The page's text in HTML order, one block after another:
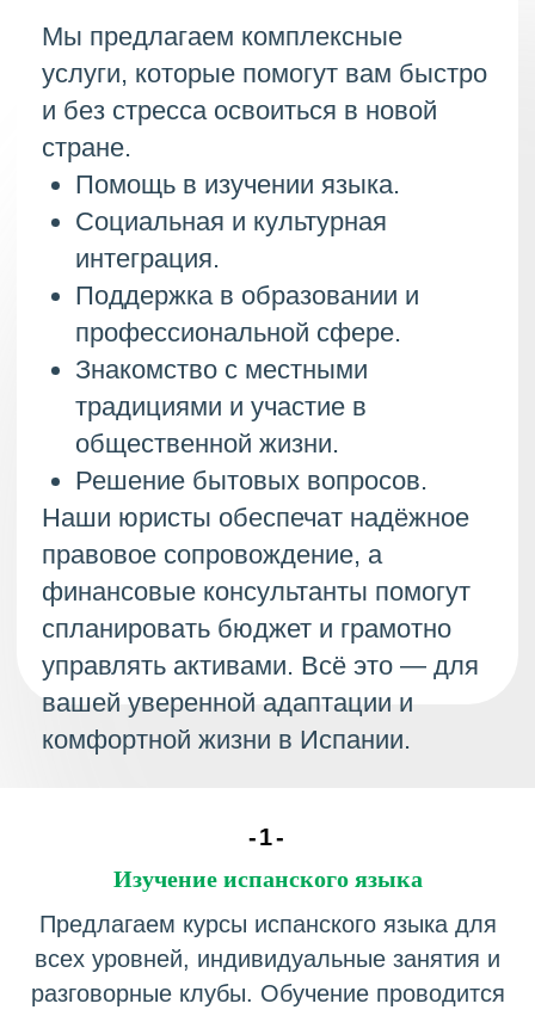
общественной жизни.
Решение бытовых вопросов.
Наши юристы обеспечат надёжное
правовое сопровождение, а
финансовые консультанты помогут
спланировать бюджет и грамотно
управлять активами. Всё это — для
вашей уверенной адаптации и
комфортной жизни в Испании.
-1-
Изучение испанского языка
Предлагаем курсы испанского языка для
всех уровней, индивидуальные занятия и
разговорные клубы. Обучение проводится